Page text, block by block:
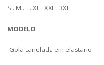
S . M . L . XL . XXL . 3XL
MODELO
-Gola canelada em elastano